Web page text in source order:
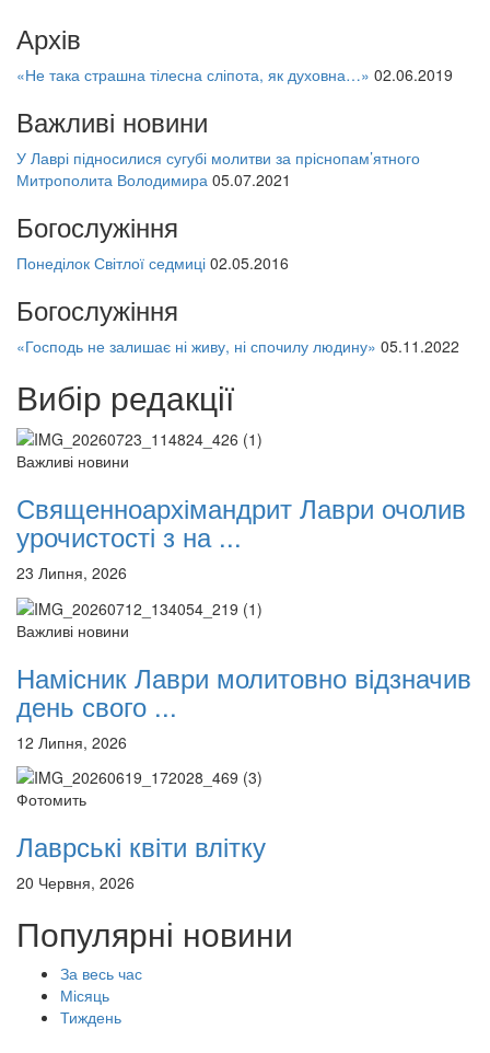
Архів
«Не така страшна тілесна сліпота, як духовна…» 02.06.2019
Важливі новини
У Лаврі підносилися сугубі молитви за пріснопам’ятного
Митрополита Володимира 05.07.2021
Богослужіння
Понеділок Світлої седмиці 02.05.2016
Богослужіння
«Господь не залишає ні живу, ні спочилу людину» 05.11.2022
Вибір редакції
Важливі новини
Священноархімандрит Лаври очолив
урочистості з на ...
23 Липня, 2026
Важливі новини
Намісник Лаври молитовно відзначив
день свого ...
12 Липня, 2026
Фотомить
Лаврські квіти влітку
20 Червня, 2026
Популярні новини
За весь час
Місяць
Тиждень